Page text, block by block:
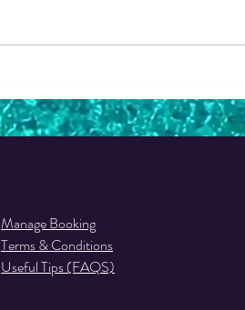
Manage Booking
Terms & Conditions
Useful Tips (FAQS)